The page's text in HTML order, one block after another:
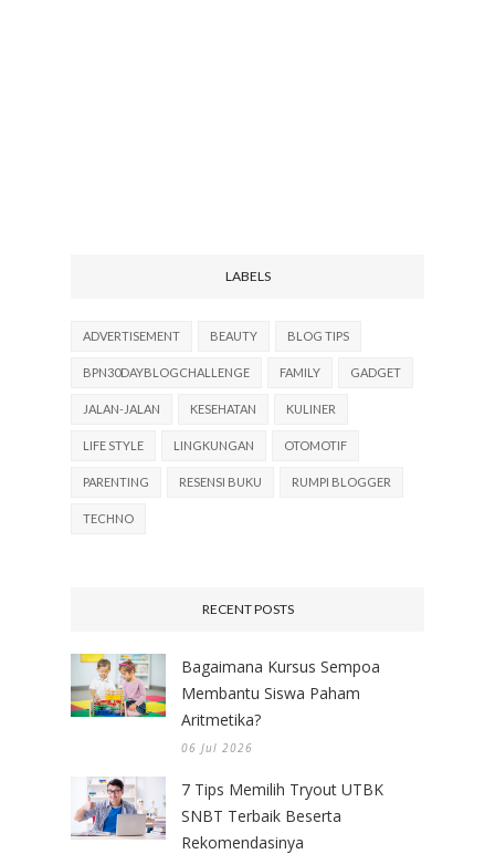
LABELS
ADVERTISEMENT BEAUTY BLOG TIPS
BPN30DAYBLOGCHALLENGE FAMILY GADGET
JALAN-JALAN KESEHATAN KULINER
LIFE STYLE LINGKUNGAN OTOMOTIF
PARENTING RESENSI BUKU RUMPI BLOGGER
TECHNO
RECENT POSTS
Bagaimana Kursus Sempoa
Membantu Siswa Paham
Aritmetika?
06 Jul 2026
7 Tips Memilih Tryout UTBK
SNBT Terbaik Beserta
Rekomendasinya